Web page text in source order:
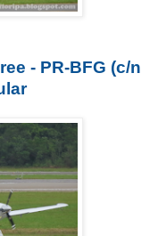
- PR-BFG (c/n